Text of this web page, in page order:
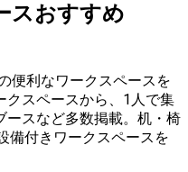
スおすすめ
便利なワークスペースを
クスペースから、1人で集
ースなど多数掲載。机・椅
備付きワークスペースを